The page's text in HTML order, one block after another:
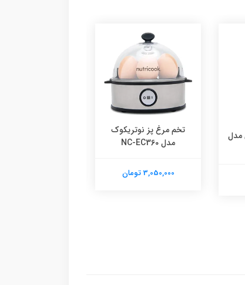
مدل
تخم مرغ پز نوتریکوک
مدل NC-EC360
3,050,000 تومان